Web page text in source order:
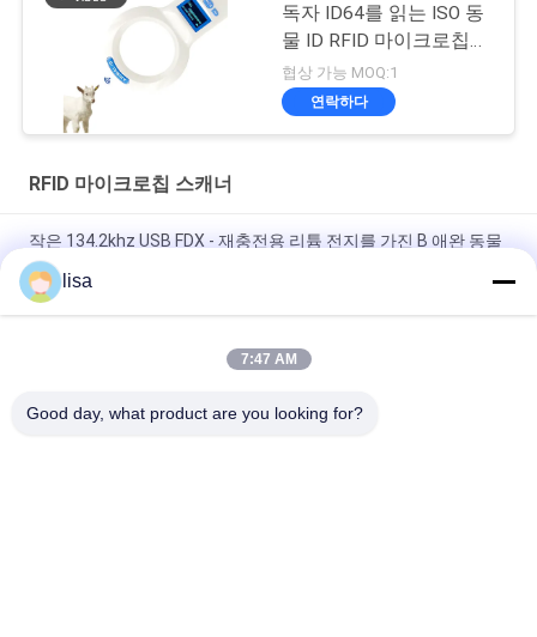
독자 ID64를 읽는 ISO 동
물 ID RFID 마이크로칩
스캐너
협상 가능 MOQ:1
연락하다
RFID 마이크로칩 스캐너
작은 134.2khz USB FDX - 재충전용 리튬 전지를 가진 B 애완 동물
ID 마이크로칩 스캐너
가축 / 애완 식별을 위한 134.2대 킬로 헤르츠 RFID 마이크로칩 동
134.2khz LF를 증명했습니다
lisa
7:47 AM
Good day, what product are you looking for?